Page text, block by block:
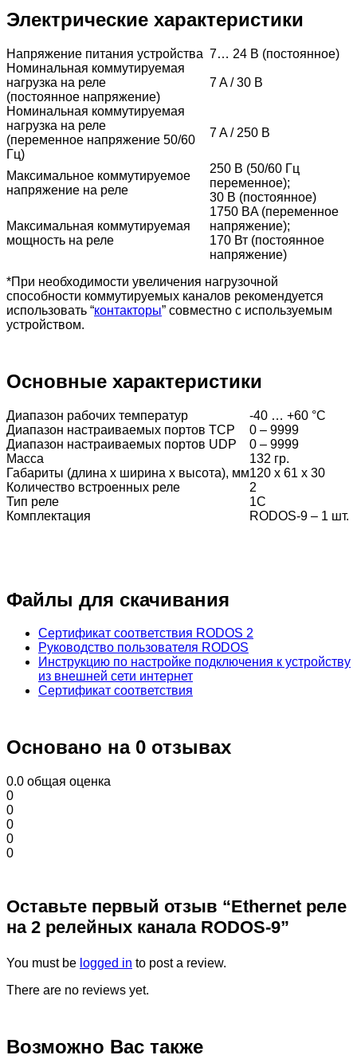
Электрические характеристики
Напряжение питания устройства 7… 24 B (постоянное)
Номинальная коммутируемая
нагрузка на реле
(постоянное напряжение)
7 A / 30 B
Номинальная коммутируемая
нагрузка на реле
(переменное напряжение 50/60
Гц)
7 A / 250 B
Максимальное коммутируемое
напряжение на реле
250 B (50/60 Гц
переменное);
30 B (постоянное)
Максимальная коммутируемая
мощность на реле
1750 BA (переменное
напряжение);
170 Вт (постоянное
напряжение)
*При необходимости увеличения нагрузочной
способности коммутируемых каналов рекомендуется
использовать “контакторы” совместно с используемым
устройством.
Основные характеристики
Диапазон рабочих температур
-40 … +60 °С
Диапазон настраиваемых портов TCP
0 – 9999
Диапазон настраиваемых портов UDP
0 – 9999
Масса
132 гр.
Габариты (длина x ширина x высота), мм120 x 61 x 30
Количество встроенных реле
2
Тип реле
1С
Комплектация
RODOS-9 – 1 шт.
Файлы для скачивания
Сертификат соответствия RODOS 2
Руководство пользователя RODOS
Инструкцию по настройке подключения к устройству
из внешней сети интернет
Сертификат соответствия
Основано на 0 отзывах
0.0 общая оценка
0
0
0
0
0
Оставьте первый отзыв “Ethernet реле
на 2 релейных канала RODOS-9”
You must be logged in to post a review.
There are no reviews yet.
Возможно Вас также